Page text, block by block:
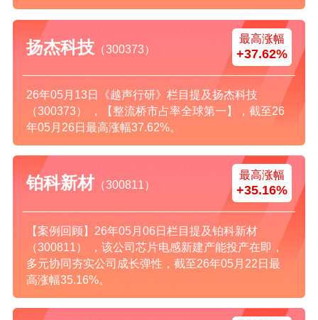
扬杰科技 （300373）
最高涨幅
+37.62%
26年05月13日《越声行研》栏目提及扬杰科技
（300373） ，【整流桥市占率全球第一】，截至26
年05月26日最高涨幅37.62%。
铂科新材 （300811）
最高涨幅
+35.16%
【案例回顾】26年05月06日栏目提及铂科新材
（300811） ，该公司芯片电感新建产能投产在即，
多元协同夯实公司成长弹性，截至26年05月22日最
高涨幅35.16%。